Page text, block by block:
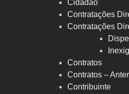
Cidadão
Contratações
Contratações
Contratos
Contratos –
Contribuinte